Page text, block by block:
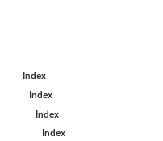
Index
Index
Index
Index